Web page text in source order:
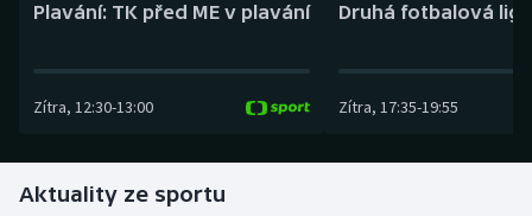
Dostihy
Florbal
Plavání: TK před ME v plavání
Zítra, 12:30-13:00
Druhá fotbalová
Zítra, 17:35-19:55
Aktuality ze sportu